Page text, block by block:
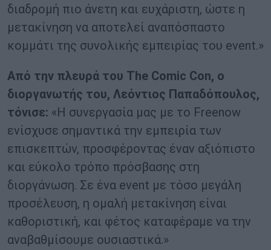
διαδρομή πιο άνετη και ευχάριστη, ώστε η
μετακίνηση να αποτελεί αναπόσπαστο
κομμάτι της συνολικής εμπειρίας του event.»
Από την πλευρά του The Comic Con, ο
διοργανωτής του, Λεόντιος Παπαδόπουλος,
τόνισε: «Η συνεργασία μας με το Freenow
ενίσχυσε σημαντικά την εμπειρία των
επισκεπτών, προσφέροντας έναν αξιόπιστο
και εύκολο τρόπο πρόσβασης στη
διοργάνωση. Σε ένα event με τόσο μεγάλη
προσέλευση, η ομαλή μετακίνηση είναι
καθοριστική, και φέτος καταφέραμε να την
αναβαθμίσουμε ουσιαστικά.»